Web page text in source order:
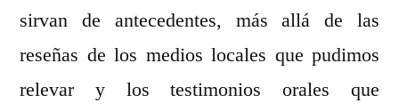
sirvan de antecedentes, más allá de las
reseñas de los medios locales que pudimos
relevar y los testimonios orales que